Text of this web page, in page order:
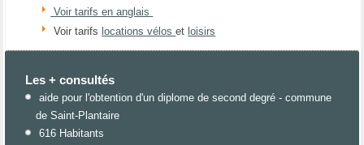
Voir tarifs en anglais
Voir tarifs locations véloset loisirs
Les + consultés
aide pour l'obtention d'un diplome de second degré - commune
de Saint-Plantaire
616 Habitants